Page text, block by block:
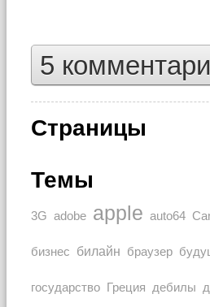
5
Страницы
Темы
3G adobe apple auto64
бизнес билайн браузер
государство Греция дебилы